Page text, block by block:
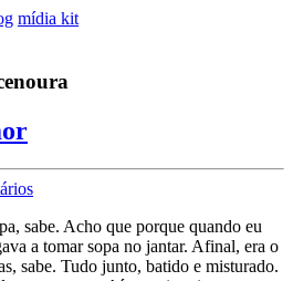
mídia kit
sabe. Acho que porque quando eu
a tomar sopa no jantar. Afinal, era o
sabe. Tudo junto, batido e misturado.